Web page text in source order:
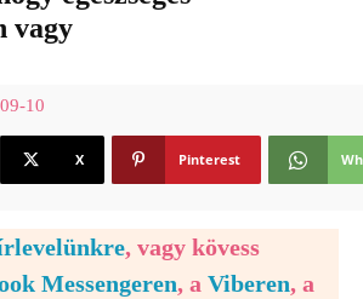
vagy
10
X Pinterest
, vagy kövess
Messengeren, a Viberen, a